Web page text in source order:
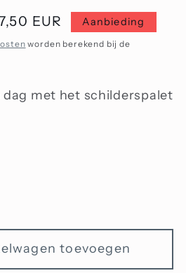
EUR Aanbieding
worden berekend bij de
dag met het schilderspalet
toevoegen